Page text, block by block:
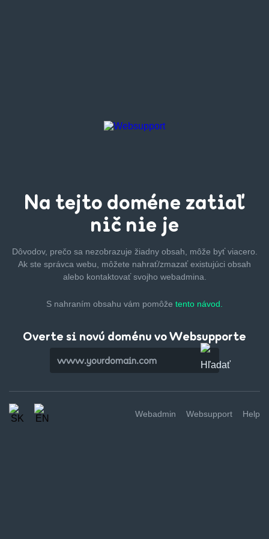
Na tejto doméne zatiaľ
nič nie je
Dôvodov, prečo sa nezobrazuje žiadny obsah, môže byťviacero.
Ak ste správca webu, môžete nahrať/zmazaťexistujúci obsah
alebo kontaktovať svojho webadmina.
S nahraním obsahu vám pomôže tento návod.
Overte si novú doménu vo Websupporte
Webadmin Websupport Help